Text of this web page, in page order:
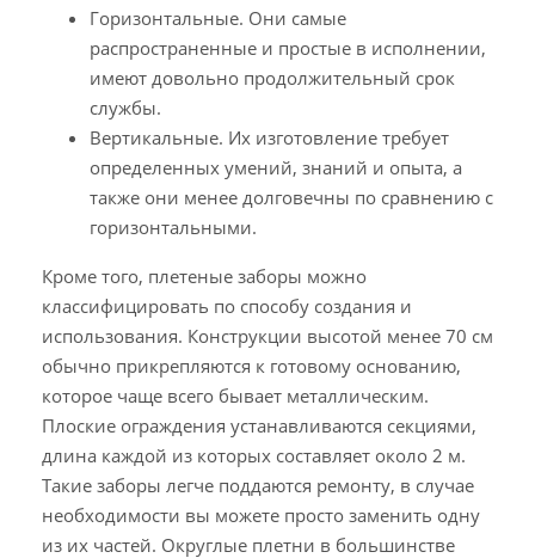
Горизонтальные. Они самые
распространенные и простые в исполнении,
имеют довольно продолжительный срок
службы.
Вертикальные. Их изготовление требует
определенных умений, знаний и опыта, а
также они менее долговечны по сравнению с
горизонтальными.
Кроме того, плетеные заборы можно
классифицировать по способу создания и
использования. Конструкции высотой менее 70 см
обычно прикрепляются к готовому основанию,
которое чаще всего бывает металлическим.
Плоские ограждения устанавливаются секциями,
длина каждой из которых составляет около 2 м.
Такие заборы легче поддаются ремонту, в случае
необходимости вы можете просто заменить одну
из их частей. Округлые плетни в большинстве